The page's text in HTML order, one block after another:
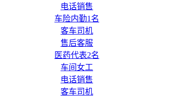
电话销售
车险内勤1名
客车司机
售后客服
医药代表2名
车间女工
电话销售
客车司机